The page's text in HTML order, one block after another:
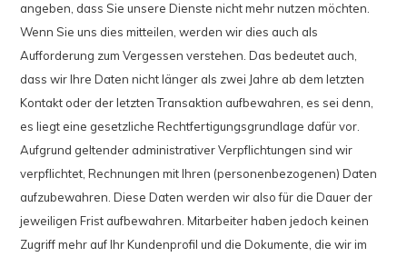
angeben, dass Sie unsere Dienste nicht mehr nutzen möchten.
Wenn Sie uns dies mitteilen, werden wir dies auch als
Aufforderung zum Vergessen verstehen. Das bedeutet auch,
dass wir Ihre Daten nicht länger als zwei Jahre ab dem letzten
Kontakt oder der letzten Transaktion aufbewahren, es sei denn,
es liegt eine gesetzliche Rechtfertigungsgrundlage dafür vor.
Aufgrund geltender administrativer Verpflichtungen sind wir
verpflichtet, Rechnungen mit Ihren (personenbezogenen) Daten
aufzubewahren. Diese Daten werden wir also für die Dauer der
jeweiligen Frist aufbewahren. Mitarbeiter haben jedoch keinen
Zugriff mehr auf Ihr Kundenprofil und die Dokumente, die wir im